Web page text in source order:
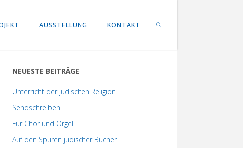
AUSSTELLUNG KONTAKT
NEUESTE BEITRÄGE
Unterricht der jüdischen Religion
Sendschreiben
Für Chor und Orgel
Auf den Spuren jüdischer Bücher